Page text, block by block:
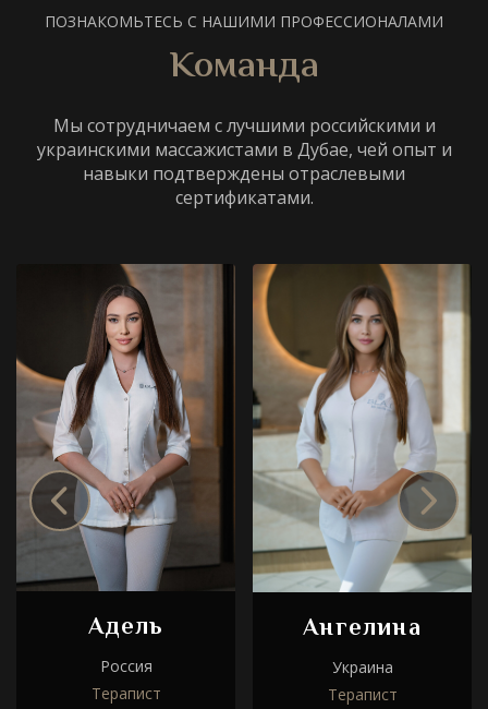
ПОЗНАКОМЬТЕСЬ С НАШИМИ ПРОФЕССИОНАЛАМИ
Команда
Мы сотрудничаем с лучшими российскими и
украинскими массажистами в Дубае, чей опыт и
навыки подтверждены отраслевыми
сертификатами.
Адель
Россия
Терапист
Ангелина
Украина
Терапист